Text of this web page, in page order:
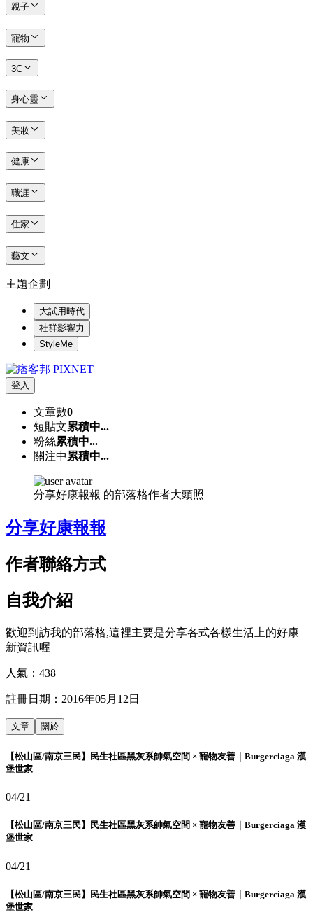
親子
寵物
3C
身心靈
美妝
健康
職涯
住家
藝文
主題企劃
大試用時代
社群影響力
StyleMe
登入
文章數0
短貼文累積中...
粉絲累積中...
關注中 累積中...
分享好康報報 的部落格作者大頭照
分享好康報報
作者聯絡方式
自我介紹
歡迎到訪我的部落格,這裡主要是分享各式各樣生活上的好康
新資訊喔
人氣： 438
註冊日期： 2016年05月12日
文章 關於
【松山區/南京三民】民生社區黑灰系帥氣空間 × 寵物友善｜Burgerciaga 漢
堡世家
04/21
【松山區/南京三民】民生社區黑灰系帥氣空間 × 寵物友善｜Burgerciaga 漢
堡世家
04/21
【松山區/南京三民】民生社區黑灰系帥氣空間 × 寵物友善｜Burgerciaga 漢
堡世家